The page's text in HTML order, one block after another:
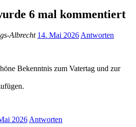
6 mal kommentiert
Albrecht 14. Mai 2026 Antworten
Bekenntnis zum Vatertag und zur
2026 Antworten